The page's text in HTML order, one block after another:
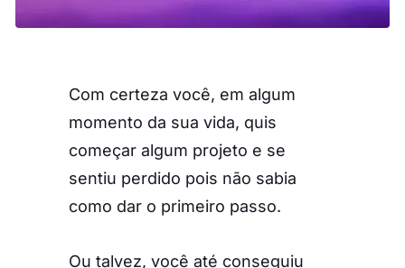
Com certeza você, em algum
momento da sua vida, quis
começar algum projeto e se
sentiu perdido pois não sabia
como dar o primeiro passo.
Ou talvez, você até conseguiu